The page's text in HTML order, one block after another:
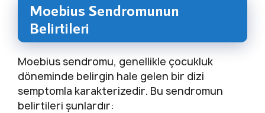
Moebius Sendromunun
Belirtileri
Moebius sendromu, genellikle çocukluk
döneminde belirgin hale gelen bir dizi
semptomla karakterizedir. Bu sendromun
belirtileri şunlardır: